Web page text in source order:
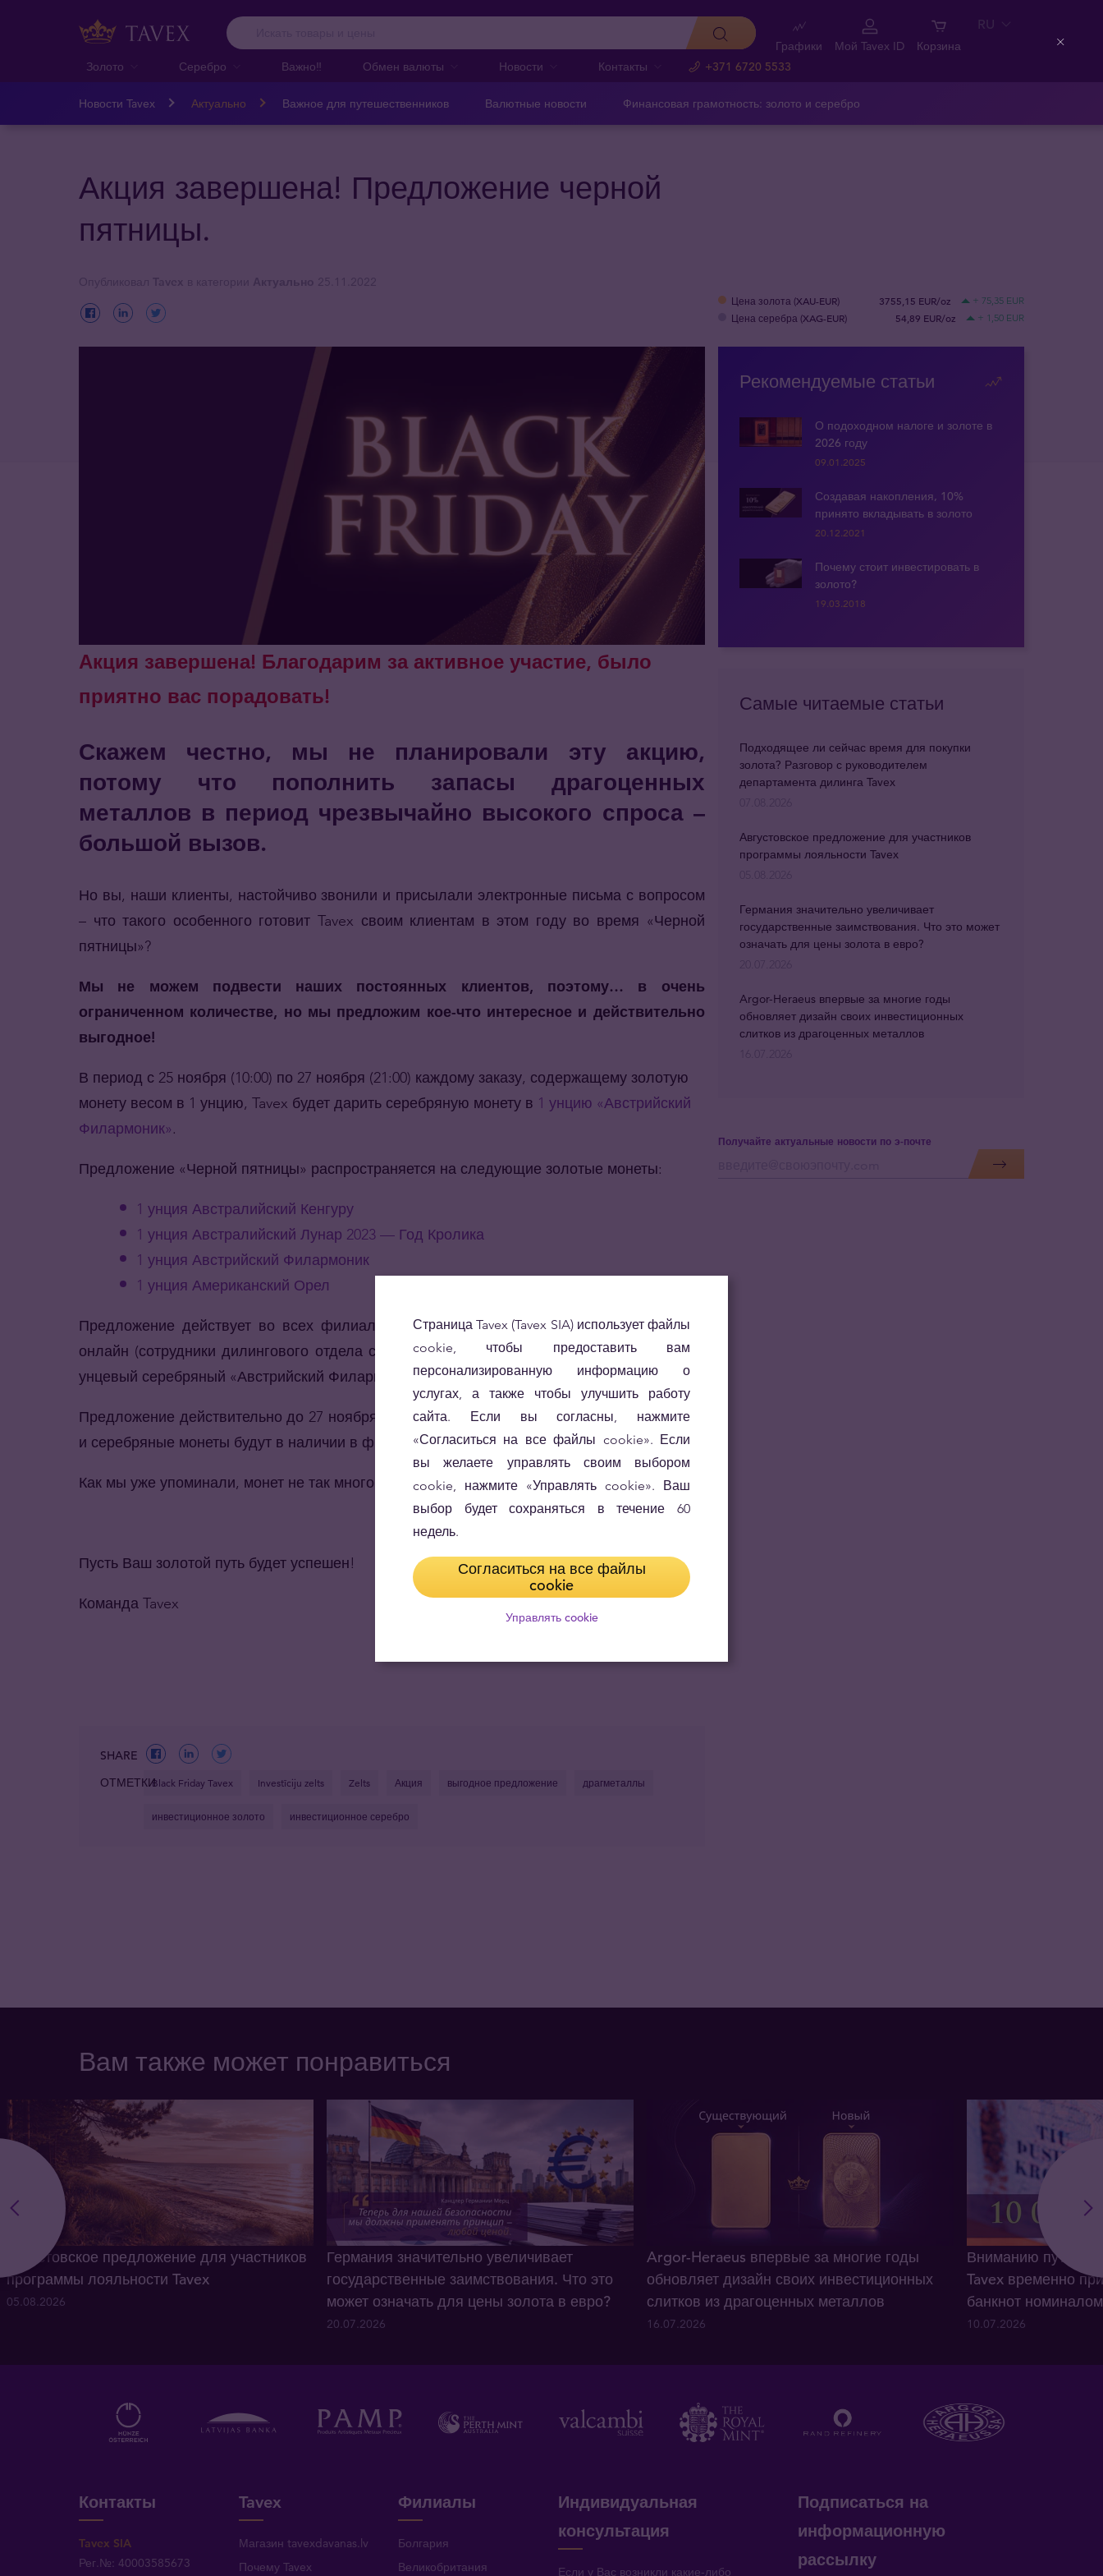
Золото Серебро Важно‼️ Обмен валюты Новости Контакты +371 6720 5533
Графики Мой Tavex ID Корзина
RU
Новости Tavex Актуально Важное для путешественников Валютные новости Финансовая грамотность: золото и серебро
Акция завершена! Предложение черной
пятницы.
Цена золота (XAU-EUR) 3755,15 EUR/oz + 75,35 EUR
Цена серебра (XAG-EUR) 54,89 EUR/oz + 1,50 EUR
Акция завершена! Благодарим за активное участие, было
приятно вас порадовать!
Скажем честно, мы не планировали эту акцию,
потому что пополнить запасы драгоценных
металлов в период чрезвычайно высокого спроса –
большой вызов.
Но вы, наши клиенты, настойчиво звонили и присылали электронные письма с вопросом
– что такого особенного готовит Tavex своим клиентам в этом году во время «Черной
пятницы»?
Мы не можем подвести наших постоянных клиентов, поэтому… в очень
ограниченном количестве, но мы предложим кое-что интересное и действительно
выгодное!
В период с 25 ноября (10:00) по 27 ноября (21:00) каждому заказу, содержащему золотую
монету весом в 1 унцию, Tavex будет дарить серебряную монету в 1 унцию «Австрийский
Филармоник».
Предложение «Черной пятницы» распространяется на следующие золотые монеты:
1 унция Австралийский Кенгуру
1 унция Австралийский Лунар 2023 — Год Кролика
1 унция Австрийский Филармоник
1 унция Американский Орел
Предложение действует во всех филиалах Tavex, а также при покупке золотых монет
онлайн (сотрудники дилингового отдела свяжутся с вами и добавят к вашим заказам 1-
унцевый серебряный «Австрийский Филармоник»).
Предложение действительно до 27 ноября 2022 года 21:00, если вышеуказанные золотые
и серебряные монеты будут в наличии в филиалах и на складе.
Как мы уже упоминали, монет не так много…
Пусть Ваш золотой путь будет успешен!
Команда Tavex
SHARE
ОТМЕТКИBlack Friday Tavex Investīciju zelts Zelts Акция выгодное предложение драгметаллы
инвестиционное золото инвестиционное серебро
Рекомендуемые статьи
О подоходном налоге и золоте в
2026 году
09.01.2025
Создавая накопления, 10%
принято вкладывать в золото
20.12.2021
Почему стоит инвестировать в
золото?
19.03.2018
Получайте актуальные новости по э-почте
Самые читаемые статьи
Подходящее ли сейчас время для покупки
золота? Разговор с руководителем
департамента дилинга Tavex
Августовское предложение для участников
программы лояльности Tavex
Германия значительно увеличивает
государственные заимствования. Что это может
означать для цены золота в евро?
Argor-Heraeus впервые за многие годы
обновляет дизайн своих инвестиционных
слитков из драгоценных металлов
Вам также может понравиться
Августовское предложение для участников
программы лояльности Tavex
05.08.2026
Германия значительно увеличивает
государственные заимствования. Что это
может означать для цены золота в евро?
20.07.2026
Argor-Heraeus впервые за многие годы
обновляет дизайн своих инвестиционных
слитков из драгоценных металлов
16.07.2026
Вниманию
Tavex временно
банкнот
10.07.2026
Контакты
Tavex SIA
Рег.№: 40003585673
Tavex
Магазин tavexdavanas.lv
Почему Tavex
Филиалы
Болгария
Великобритания
Индивидуальная
консультация
Если у Вас возникли какие-либо
Подписаться на
информационную
рассылку
Страница Tavex (Tavex SIA) использует файлы
cookie, чтобы предоставить вам
персонализированную информацию о
услугах, а также чтобы улучшить работу
сайта. Если вы согласны, нажмите
«Согласиться на все файлы cookie». Если
вы желаете управлять своим выбором
cookie, нажмите «Управлять cookie». Ваш
выбор будет сохраняться в течение 60
недель.
Согласиться на все файлы
cookie
Управлять cookie
Close